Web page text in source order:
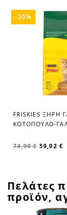
favorite_border
FRISKIES ΞΗΡΗ
ΚΟΤΟΠΟΥΛΟ-
74,90 € 59,92 €
-20%
Πελάτες
προϊόν,